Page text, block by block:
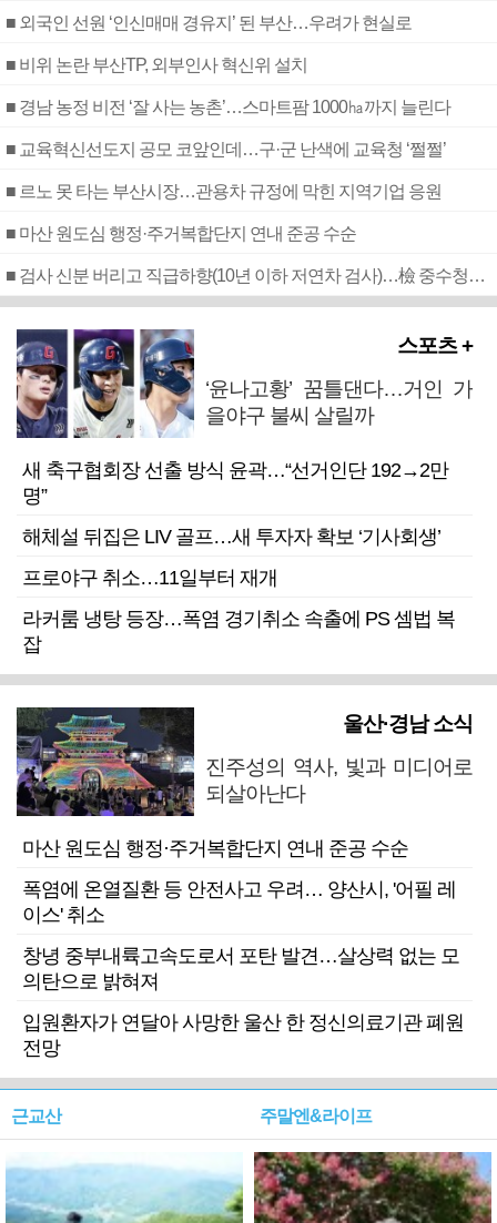
■ 외국인 선원 ‘인신매매 경유지’ 된 부산…우려가 현실로
■ 비위 논란 부산TP, 외부인사 혁신위 설치
■ 경남 농정 비전 ‘잘 사는 농촌’…스마트팜 1000㏊까지 늘린다
■ 교육혁신선도지 공모 코앞인데…구·군 난색에 교육청 ‘쩔쩔’
■ 르노 못 타는 부산시장…관용차 규정에 막힌 지역기업 응원
■ 마산 원도심 행정·주거복합단지 연내 준공 수순
■ 검사 신분 버리고 직급하향(10년 이하 저연차 검사)…檢 중수청행 기피
스포츠 +
‘윤나고황’ 꿈틀댄다…거인 가
을야구 불씨 살릴까
새 축구협회장 선출 방식 윤곽…“선거인단 192→2만
명”
해체설 뒤집은 LIV 골프…새 투자자 확보 ‘기사회생’
프로야구 취소…11일부터 재개
라커룸 냉탕 등장…폭염 경기취소 속출에 PS 셈법 복
잡
울산·경남 소식
진주성의 역사, 빛과 미디어로
되살아난다
마산 원도심 행정·주거복합단지 연내 준공 수순
폭염에 온열질환 등 안전사고 우려… 양산시, '어필 레
이스' 취소
창녕 중부내륙고속도로서 포탄 발견…살상력 없는 모
의탄으로 밝혀져
입원환자가 연달아 사망한 울산 한 정신의료기관 폐원
전망
근교산 주말엔&라이프